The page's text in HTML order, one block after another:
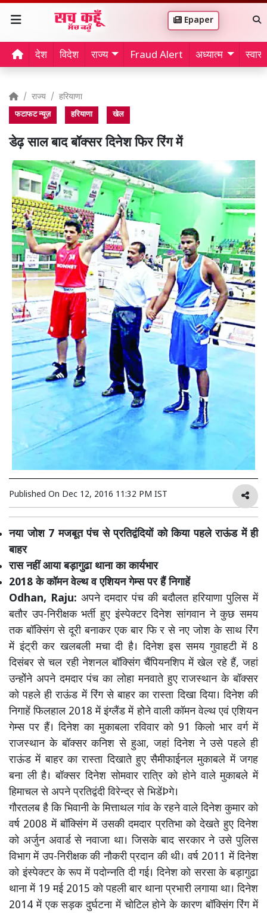
Epaper
देश विदेश राज्य Fraud Alert अध्यात्म
राज्य हरियाणा
फटाफट न्यूज़ हरियाणा खेल
डेढ़ साल बाद बॉक्सर दिनेश फिर रिंग में
Published On Dec 12, 2016 11:32 PM IST
नया जोश 7 मजबूत पंच से प्रतिद्वंदियों को किया पहले राऊंड में ही
बाहर
रास नहीं आया बड़ागुढा थाना का कार्यभार
2018 के कॉमन वेल्थ व एशियन गेम्स पर हैं निगाहें
Odhan, Raju: अपने दमदार पंच की बदौलत हरियाणा पुलिस में
बतौर उप-निरीक्षक भर्ती हुए इंस्पेक्टर दिनेश सांगवान ने कुछ समय
तक बॉक्सिंग से दूरी बनाकर एक बार फि र से नए जोश के साथ रिंग
में इंट्री कर खलबली मचा दी है। दिनेश इस समय गुवाहटी में 8
दिसंबर से चल रही नेशनल बॉक्सिंग चैंपियनशिप में खेल रहे हैं, जहां
उन्होेंने अपने दमदार पंच का लोहा मनवाते हुए राजस्थान के बॉक्सर
को पहले ही राऊंड में रिंग से बाहर का रास्ता दिखा दिया। दिनेश की
निगाहें फिलहाल 2018 में इंग्लैंड में होेने वाली कॉमन वेल्थ एवं एशियन
गेम्स पर हैं। दिनेश का मुकाबला रविवार को 91 किलो भार वर्ग में
राजस्थान के बॉक्सर कनिश से हुआ, जहां दिनेश ने उसे पहले ही
राऊंड में बाहर का रास्ता दिखाते हुए सैमीफाईनल मुकाबले में जगह
बना ली है। बॉक्सर दिनेश सोमवार रात्रि को होने वाले मुकाबले में
हिमाचल से अपने प्रतिद्वंदी विरेन्द्र से भिडेंÞगे।
गौरतलब है कि भिवानी के मित्ताथल गांव के रहने वाले दिनेश कुमार को
वर्ष 2008 में बॉक्सिंग में उसकी दमदार प्रतिभा को देखते हुए दिनेश
को अर्जुन अवार्ड से नवाजा था। जिसके बाद सरकार ने उसे पुलिस
विभाग में उप-निरीक्षक की नौकरी प्रदान की थी। वर्ष 2011 में दिनेश
को इंस्पेक्टर के रूप में पदोन्नति दी गई। दिनेश को सरसा के बड़ागुढा
थाना में 19 मई 2015 को पहली बार थाना प्रभारी लगाया था। दिनेश
2014 में एक सड़क दुर्घटना में चोटिल होने के कारण बॉक्सिंग रिंग में